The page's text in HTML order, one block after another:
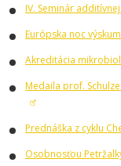
IV. Seminár
Európska noc
Akreditácia
Medaila prof.
Prednáška z cyklu
Osobnosťou